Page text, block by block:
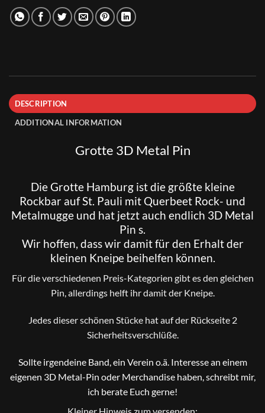
DESCRIPTION
ADDITIONAL INFORMATION
Grotte 3D Metal Pin
Die GrotteHamburg ist die größte kleine
Rockbar auf St. Pauli mit Querbeet Rock- und
Metalmugge und hat jetzt auch endlich 3D Metal
Pin s.
Wir hoffen, dass wir damit für den Erhalt der
kleinen Kneipe beihelfen können.
Für die verschiedenen Preis-Kategorien gibt es den gleichen
Pin, allerdings helft ihr damit der Kneipe.
Jedes dieser schönen Stücke hat auf der Rückseite 2
Sicherheitsverschlüße.
Sollte irgendeine Band, ein Verein o.ä. Interesse an einem
eigenen 3D Metal-Pin oder Merchandise haben, schreibt mir,
ich berate Euch gerne!
Kleiner Hinweis zum versenden: